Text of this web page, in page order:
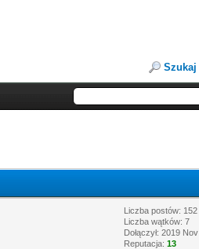
Szukaj
Liczba postów: 152
Liczba wątków: 7
Dołączył: 2019 Nov
Reputacja:13